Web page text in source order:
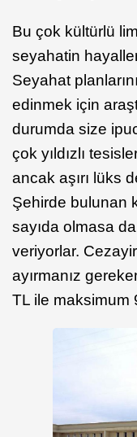
Bu çok kültürlü
seyahatin
Seyahat
edinmek için
durumda size
çok yıldızlı
ancak aşırı lüks
Şehirde bulunan
sayıda olmasa
veriyorlar.
ayırmanız
TL ile maksimum